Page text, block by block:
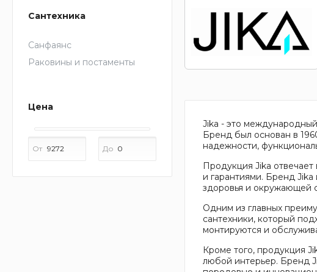
Сантехника
Санфаянс
Раковины и постаменты
Цена
От До
Jika - это международный
Бренд был основан в
надежности,
Продукция Jika
и гарантиями. Бренд Jika
здоровья и окружающей
Одним из главных
сантехники, который
монтируются и
Кроме того, продукция
любой интерьер. Бренд